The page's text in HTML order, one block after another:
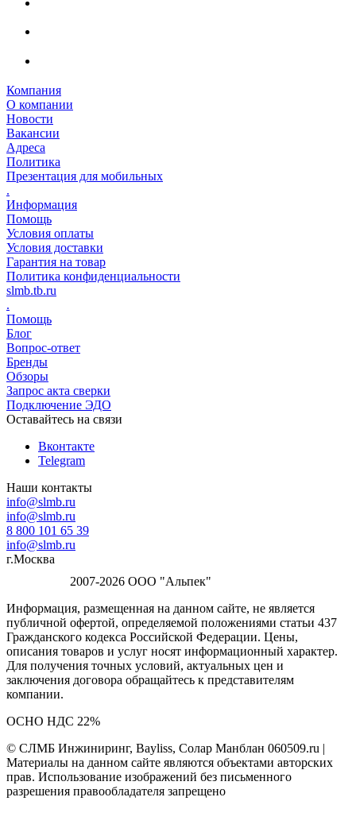
Компания
О компании
Новости
Вакансии
Адреса
Политика
Презентация для мобильных
.
Информация
Помощь
Условия оплаты
Условия доставки
Гарантия на товар
Политика конфиденциальности
slmb.tb.ru
.
Помощь
Блог
Вопрос-ответ
Бренды
Обзоры
Запрос акта сверки
Подключение ЭДО
Оставайтесь на связи
Вконтакте
Telegram
Наши контакты
info@slmb.ru
info@slmb.ru
8 800 101 65 39
info@slmb.ru
г.Москва
2007-2026 ООО "Альпек"
Информация, размещенная на данном сайте, не является
публичной офертой, определяемой положениями статьи 437
Гражданского кодекса Российской Федерации. Цены,
описания товаров и услуг носят информационный характер.
Для получения точных условий, актуальных цен и
заключения договора обращайтесь к представителям
компании.
ОСНО НДС 22%
© СЛМБ Инжиниринг, Bayliss, Солар Манблан 060509.ru |
Материалы на данном сайте являются объектами авторских
прав. Использование изображений без письменного
разрешения правообладателя запрещено